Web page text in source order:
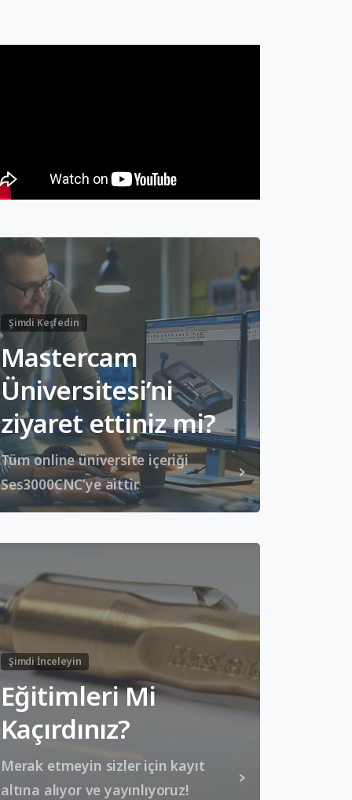
Şimdi Keşfedin
Mastercam
Üniversitesi’ni
ziyaret ettiniz mi?
Tüm online üniversite içeriği
Ses3000CNC’ye aittir.
Şimdi İnceleyin
Eğitimleri Mi
Kaçırdınız?
Merak etmeyin sizler için kayıt
altına alıyor ve yayınlıyoruz!